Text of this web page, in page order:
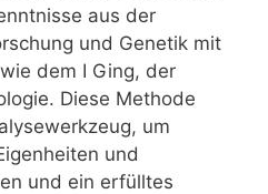
aus der
und Genetik mit
dem I Ging, der
Diese Methode
um
und
und ein erfülltes